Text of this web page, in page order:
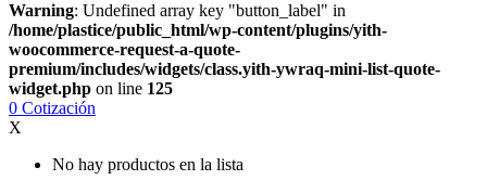
Warning: Undefined array key "button_label" in
/home/plastice/public_html/wp-content/plugins/yith-
woocommerce-request-a-quote-
premium/includes/widgets/class.yith-ywraq-mini-list-quote-
widget.php on line 125
0 Cotización
X
No hay productos en la lista